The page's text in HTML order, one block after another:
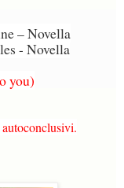
– Novella
- Novella
you)